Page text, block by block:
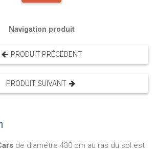
Navigation produit
PRODUIT PRÉCÉDENT
PRODUIT SUIVANT
de diamétre 430 cm au ras du sol est